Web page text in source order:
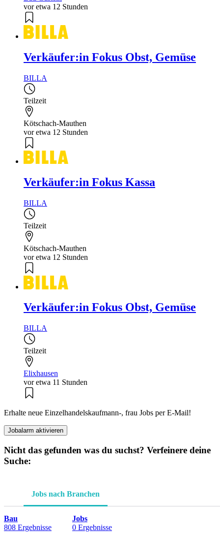
vor etwa 12 Stunden
Verkäufer:in Fokus Obst, Gemüse
BILLA
Teilzeit
Kötschach-Mauthen
vor etwa 12 Stunden
Verkäufer:in Fokus Kassa
BILLA
Teilzeit
Kötschach-Mauthen
vor etwa 12 Stunden
Verkäufer:in Fokus Obst, Gemüse
BILLA
Teilzeit
Elixhausen
vor etwa 11 Stunden
Erhalte neue Einzelhandelskaufmann-, frau Jobs per E-Mail!
Jobalarm aktivieren
Nicht das gefunden was du suchst? Verfeinere deine
Suche:
Jobs nach Branchen
Bau
808 Ergebnisse
Jobs
0 Ergebnisse